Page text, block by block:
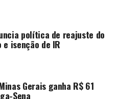
política de reajuste do
isenção de IR
Gerais ganha R$ 61
Sena